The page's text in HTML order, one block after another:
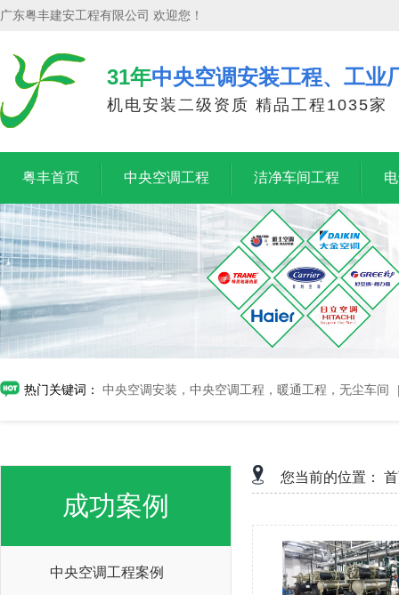
广东粤丰建安工程有限公司 欢迎您！
31年中央空调安装工程、工业
机电安装二级资质 精品工程1035家
粤丰首页 中央空调工程 洁净车间工程
热门关键词： 中央空调安装，中央空调工程，暖通工程，无尘车间
成功案例
中央空调工程案例
您当前的位置：